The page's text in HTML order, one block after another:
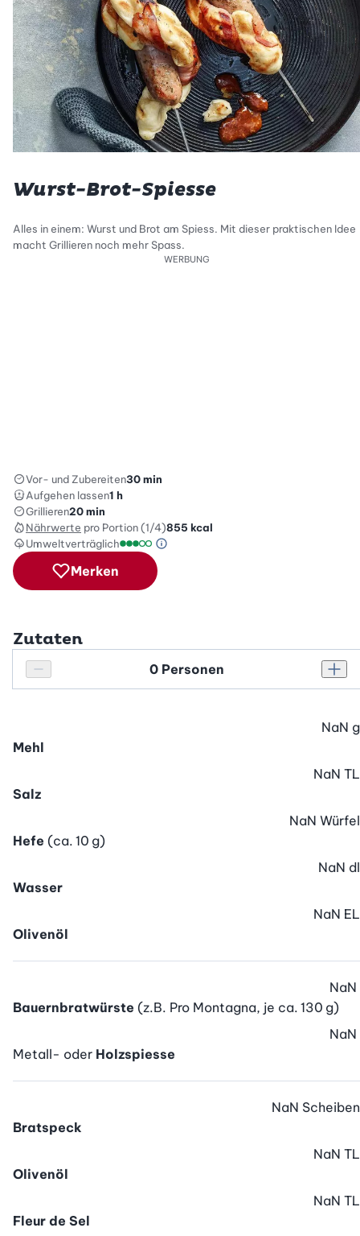
Wurst-Brot-Spiesse
Alles in einem: Wurst und Brot am Spiess. Mit dieser praktischen Idee
macht Grillieren noch mehr Spass.
WERBUNG
Vor- und Zubereiten30 min
Aufgehen lassen1 h
Grillieren20 min
Nährwerte pro Portion (1/4)855 kcal
Umweltverträglich
Umweltverträglichkeitsskala: 3 von 5
Green Betty Skala Info
Merken
Zutaten
Personenanzahl verringern
Personenanzahl
Mehl
NaN g
Salz
NaN TL
Hefe (ca. 10 g)
NaN Würfel
Wasser
NaN dl
Olivenöl
NaN EL
Bauernbratwürste (z.B. Pro Montagna, je ca. 130 g)
NaN
Metall- oder Holzspiesse
NaN
Bratspeck
NaN Scheiben
Olivenöl
NaN TL
Fleur de Sel
NaN TL